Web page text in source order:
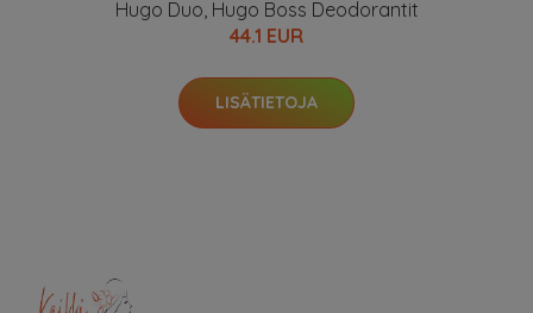
Hugo Duo, Hugo Boss Deodorantit
44.1 EUR
LISÄTIETOJA